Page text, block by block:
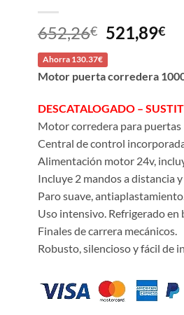
652,26€
El
precio
original
era:
521,89€El
Ahorra 130.37€
Motor puerta corredera
DESCATALOGADO –
Motor corredera para puertas
Central de control
Alimentación motor 24v,
Incluye 2 mandos a distancia
Paro suave,
Uso intensivo. Refrigerado en
Finales de carrera mecánicos.
Robusto, silencioso y fácil de